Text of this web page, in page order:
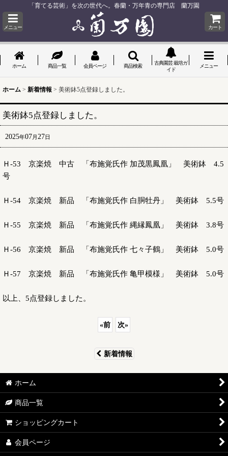
「育てる芸術」を次の世代へ。春蘭・万年青の専門店 蘭万園
メニュー カート
ホーム 商品一覧 会員ページ 商品検索
古典園芸 栽培ガ
イド
メニュー
ホーム > 新着情報 > 美術鉢5点登録しました。
美術鉢5点登録しました。
2025年07月 27日
Ｈ-53 京楽焼 中古 「布施覚氏作 加茂黒鳳凰」 美術鉢 4.5
号
Ｈ-54 京楽焼 新品 「布施覚氏作 白胴牡丹」 美術鉢 5.5号
Ｈ-55 京楽焼 新品 「布施覚氏作 縄縁鳳凰」 美術鉢 3.8号
Ｈ-56 京楽焼 新品 「布施覚氏作 七々子鶴」 美術鉢 5.0号
Ｈ-57 京楽焼 新品 「布施覚氏作 亀甲模様」 美術鉢 5.0号
以上、5点登録しました。
«前 次»
新着情報
ホーム
商品一覧
ショッピングカート
会員ページ